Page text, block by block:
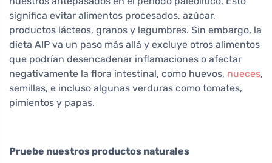
significa evitar alimentos procesados, azúcar,
productos lácteos, granos y legumbres. Sin embargo, la
dieta AIP va un paso más allá y excluye otros alimentos
que podrían desencadenar inflamaciones o afectar
negativamente la flora intestinal, como huevos, nueces,
semillas, e incluso algunas verduras como tomates,
pimientos y papas.
Pruebe nuestros productos naturales